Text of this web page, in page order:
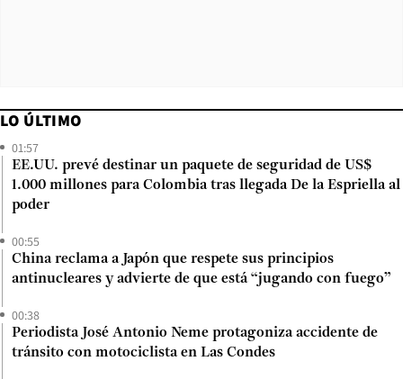
LO ÚLTIMO
01:57
EE.UU. prevé destinar un paquete de seguridad de US$
1.000 millones para Colombia tras llegada De la Espriella al
poder
00:55
China reclama a Japón que respete sus principios
antinucleares y advierte de que está “jugando con fuego”
00:38
Periodista José Antonio Neme protagoniza accidente de
tránsito con motociclista en Las Condes